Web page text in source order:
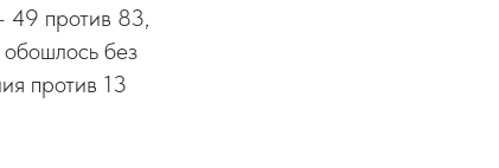
49 против 83,
без
против 13